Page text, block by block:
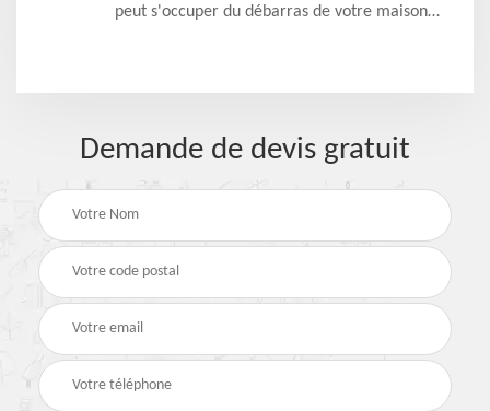
peut s'occuper du débarras de votre maison
Demande de devis gratuit